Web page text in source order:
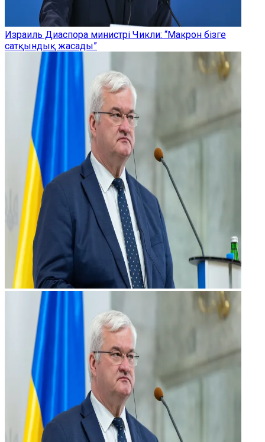
Израиль Диаспора министрі Чикли: “Макрон бізге
сатқындық жасады”